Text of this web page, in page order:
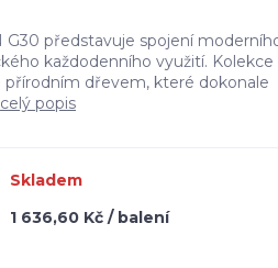
G30 představuje spojení
každodenního využití. Kolekce
přírodním dřevem, které dokonale
celý popis
Skladem
1 636,60 Kč / balení